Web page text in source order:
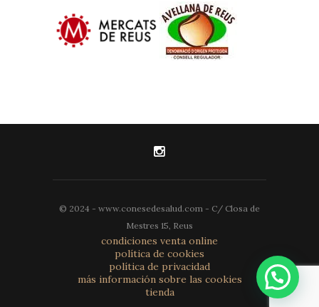
© 2024 - www.conesedesalud.com - C/ Closa de
Mestres 15, Reus
condiciones venta online
política de cookies
política de privacidad
más información sobre las cookies
tienda